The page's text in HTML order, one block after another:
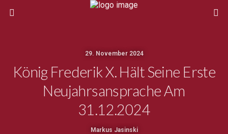
29. November 2024
König Frederik X. Hält Seine Erste
Neujahrsansprache Am
31.12.2024
Markus Jasinski